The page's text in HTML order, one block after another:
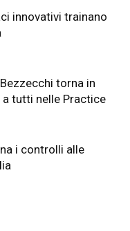
innovativi trainano
torna in
tutti nelle Practice
i controlli alle